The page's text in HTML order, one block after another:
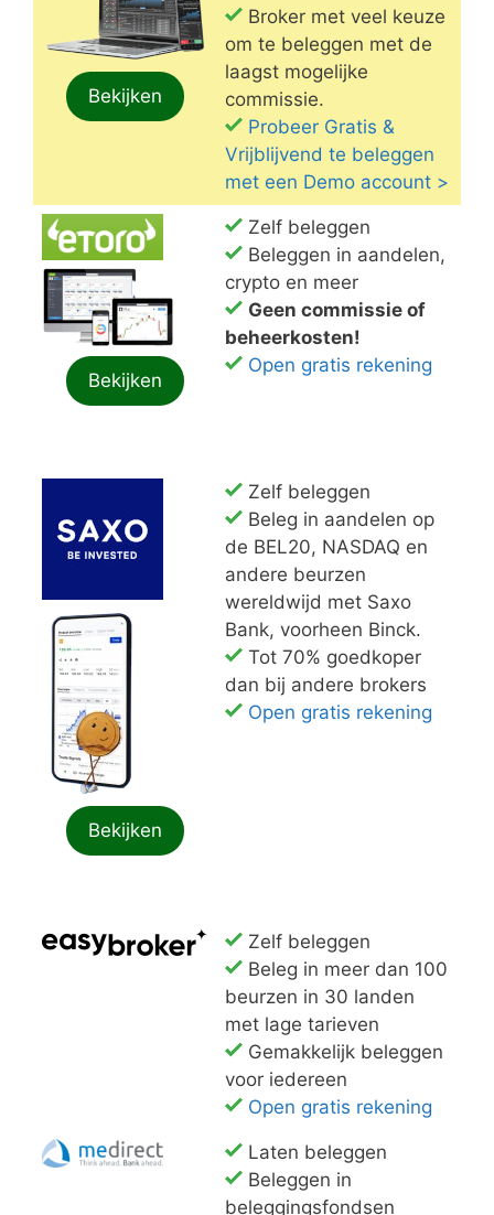
Bekijken
Broker met veel keuze
om te beleggen met de
laagst mogelijke
commissie.
Probeer Gratis &
Vrijblijvend te beleggen
met een Demo account >
Bekijken
Zelf beleggen
Beleggen in aandelen,
crypto en meer
Geen commissie of
beheerkosten!
Open gratis rekening
Bekijken
Zelf beleggen
Beleg in aandelen op
de BEL20, NASDAQ en
andere beurzen
wereldwijd met Saxo
Bank, voorheen Binck.
Tot 70% goedkoper
dan bij andere brokers
Open gratis rekening
Zelf beleggen
Beleg in meer dan 100
beurzen in 30 landen
met lage tarieven
Gemakkelijk beleggen
voor iedereen
Open gratis rekening
Laten beleggen
Beleggen in
beleggingsfondsen